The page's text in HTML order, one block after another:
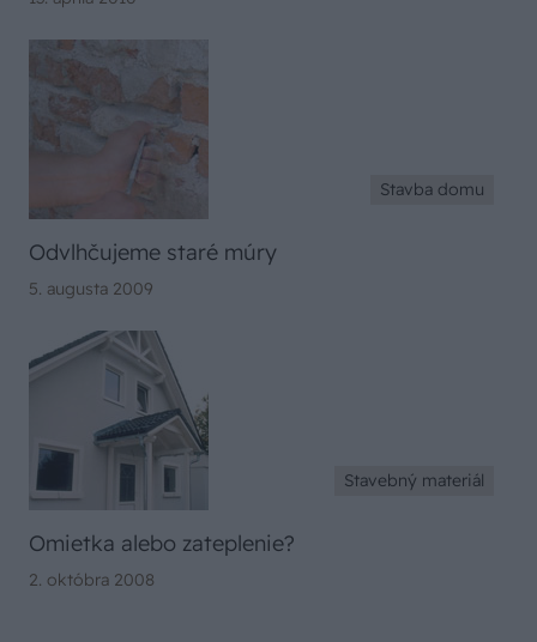
Stavba domu
Odvlhčujeme staré múry
5. augusta 2009
Stavebný materiál
Omietka alebo zateplenie?
2. októbra 2008